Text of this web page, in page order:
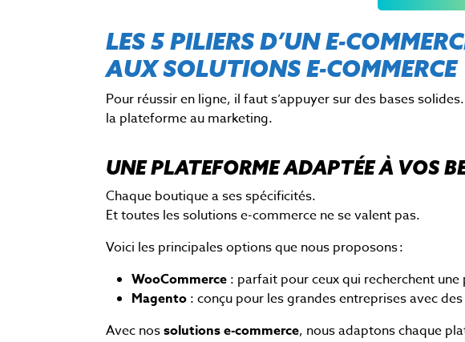
LES 5 PILIERS D’UN E-
AUX SOLUTIONS E-COMMERCE
Pour réussir en ligne, il faut s’appuyer sur des bases solides.
la plateforme au marketing.
UNE PLATEFORME ADAPTÉE À VOS
Chaque boutique a ses spécificités.
Et toutes les solutions e-commerce ne se valent pas.
Voici les principales options que nous proposons :
WooCommerce : parfait pour ceux qui recherchent
Magento : conçu pour les grandes entreprises avec
Avec nossolutions e-commerce, nous adaptons chaque